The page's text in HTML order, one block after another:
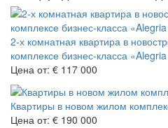
2-х комнатная квартира в
комплексе бизнес-класса
Цена от: € 117 000
Квартиры в новом жилом
Цена от: € 190 000